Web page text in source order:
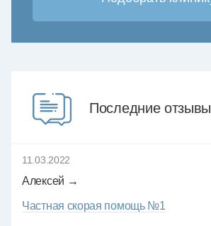
Последние отзывы
11.03.2022
Алексей →
Частная скорая помощь №1